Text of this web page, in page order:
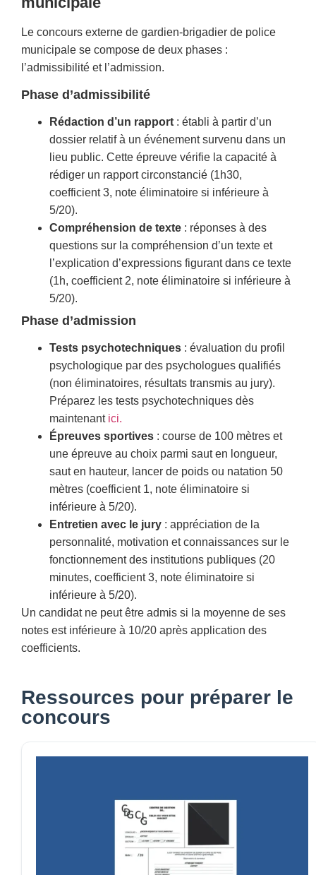
Le concours externe de gardien-brigadier de police
municipale se compose de deux phases :
l’admissibilité et l’admission.
Phase d’admissibilité
Rédaction d’un rapport : établi à partir d’un
dossier relatif à un événement survenu dans un
lieu public. Cette épreuve vérifie la capacité à
rédiger un rapport circonstancié (1h30,
coefficient 3, note éliminatoire si inférieure à
5/20).
Compréhension de texte : réponses à des
questions sur la compréhension d’un texte et
l’explication d’expressions figurant dans ce texte
(1h, coefficient 2, note éliminatoire si inférieure à
5/20).
Phase d’admission
Tests psychotechniques : évaluation du profil
psychologique par des psychologues qualifiés
(non éliminatoires, résultats transmis au jury).
Préparez les tests psychotechniques dès
maintenant ici.
Épreuves sportives : course de 100 mètres et
une épreuve au choix parmi saut en longueur,
saut en hauteur, lancer de poids ou natation 50
mètres (coefficient 1, note éliminatoire si
inférieure à 5/20).
Entretien avec le jury : appréciation de la
personnalité, motivation et connaissances sur le
fonctionnement des institutions publiques (20
minutes, coefficient 3, note éliminatoire si
inférieure à 5/20).
Un candidat ne peut être admis si la moyenne de ses
notes est inférieure à 10/20 après application des
coefficients.
Ressources pour préparer le
concours